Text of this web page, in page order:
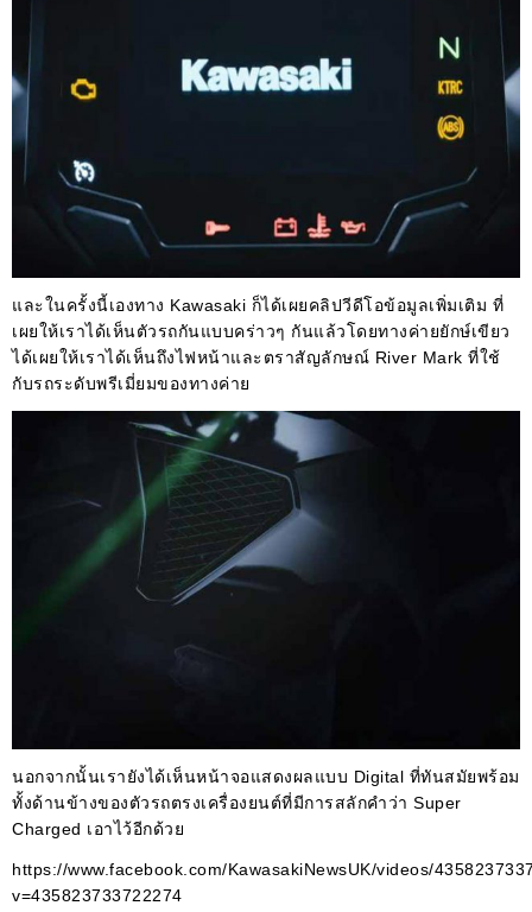
และในครั้งนี้เองทาง Kawasaki ก็ได้เผยคลิปวีดีโอข้อมูลเพิ่มเติม ที่
เผยให้เราได้เห็นตัวรถกันแบบคร่าวๆ กันแล้วโดยทางค่ายยักษ์เขียว
ได้เผยให้เราได้เห็นถึงไฟหน้าและตราสัญลักษณ์ River Mark ที่ใช้
กับรถระดับพรีเมี่ยมของทางค่าย
นอกจากนั้นเรายังได้เห็นหน้าจอแสดงผลแบบ Digital ที่ทันสมัยพร้อม
ทั้งด้านข้างของตัวรถตรงเครื่องยนต์ที่มีการสลักคำว่า Super
Charged เอาไว้อีกด้วย
https://www.facebook.com/KawasakiNewsUK/videos/
v=435823733722274